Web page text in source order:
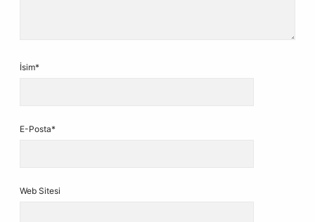
İsim*
E-Posta*
Web Sitesi